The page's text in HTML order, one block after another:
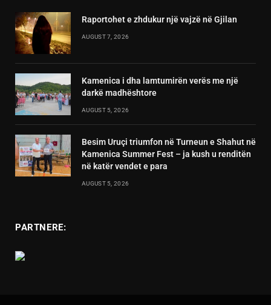
Raportohet e zhdukur një vajzë në Gjilan
AUGUST 7, 2026
Kamenica i dha lamtumirën verës me një
darkë madhështore
AUGUST 5, 2026
Besim Uruçi triumfon në Turneun e Shahut në
Kamenica Summer Fest – ja kush u renditën
në katër vendet e para
AUGUST 5, 2026
PARTNERE: